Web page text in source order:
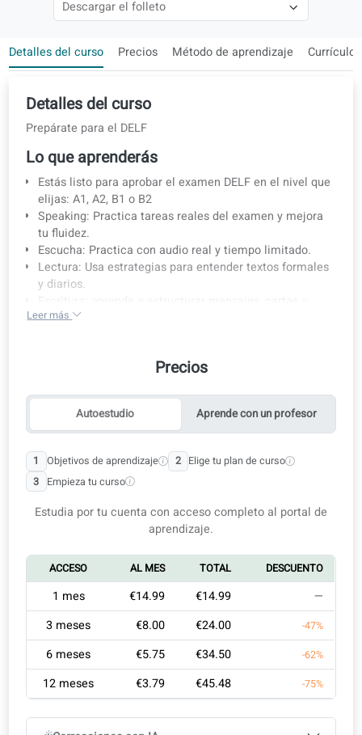
Detalles del curso Precios
Detalles del curso
Prepárate para el DELF
Lo que aprenderás
Estás listo para aprobar el examen DELF en el nivel
elijas: A1, A2, B1 o B2
tu fluidez.
Lectura: Usa estrategias para entender textos
Escritura: aprende a estructurar mensajes, cartas y
textos.
Preparación para exámenes: práctica con exámenes
simulados y feedback de expertos.
¿A quién va dirigido este curso?
¿Planeas vivir o trabajar en Francia?
Necesitas un curso práctico y centrado en tus metas,
clases genéricas.
Pensado para profesionales con agenda apretada
Nuestro curso DELF es personalizado, flexible y
enfocado en tus objetivos.
Nada de perder tiempo, solo avances reales con guía
experta y resultados garantizados.
Resumen del curso
DELF
Leer más
Precios
Objetivos de aprendizaje
Elige tu plan de curso
Empieza tu curso
Estudia por tu cuenta con acceso completo al portal
aprendizaje.
ACCESO AL MES TOTAL DESCUENTO
1 mes €14.99